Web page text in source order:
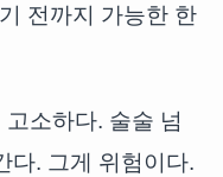
전까지 가능한 한
소하다. 술술 넘
다. 그게 위험이다.